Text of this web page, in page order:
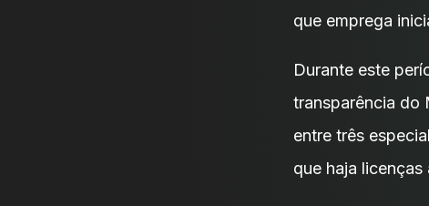
que emprega
Durante este
transparência do
entre três
que haja